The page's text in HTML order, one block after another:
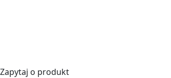
Zapytaj o produkt